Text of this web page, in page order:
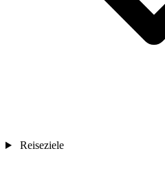
Reiseziele